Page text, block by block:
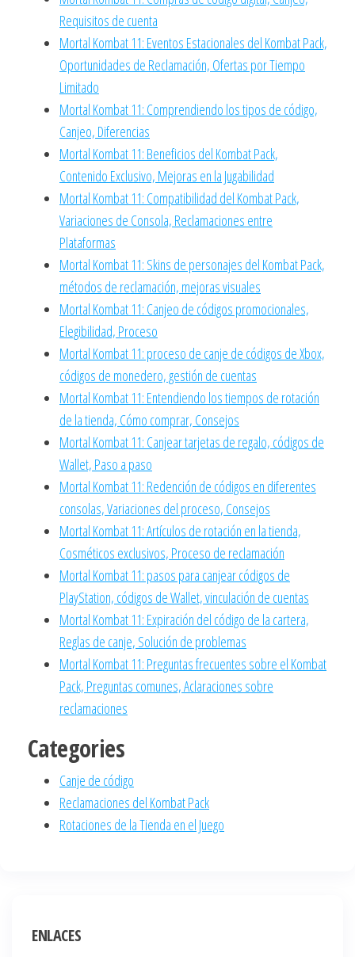
Requisitos de cuenta
Mortal Kombat 11: Eventos Estacionales del Kombat Pack,
Oportunidades de Reclamación, Ofertas por Tiempo
Limitado
Mortal Kombat 11: Comprendiendo los tipos de código,
Canjeo, Diferencias
Mortal Kombat 11: Beneficios del Kombat Pack,
Contenido Exclusivo, Mejoras en la Jugabilidad
Mortal Kombat 11: Compatibilidad del Kombat Pack,
Variaciones de Consola, Reclamaciones entre
Plataformas
Mortal Kombat 11: Skins de personajes del Kombat Pack,
métodos de reclamación, mejoras visuales
Mortal Kombat 11: Canjeo de códigos promocionales,
Elegibilidad, Proceso
Mortal Kombat 11: proceso de canje de códigos de Xbox,
códigos de monedero, gestión de cuentas
Mortal Kombat 11: Entendiendo los tiempos de rotación
de la tienda, Cómo comprar, Consejos
Mortal Kombat 11: Canjear tarjetas de regalo, códigos de
Wallet, Paso a paso
Mortal Kombat 11: Redención de códigos en diferentes
consolas, Variaciones del proceso, Consejos
Mortal Kombat 11: Artículos de rotación en la tienda,
Cosméticos exclusivos, Proceso de reclamación
Mortal Kombat 11: pasos para canjear códigos de
PlayStation, códigos de Wallet, vinculación de cuentas
Mortal Kombat 11: Expiración del código de la cartera,
Reglas de canje, Solución de problemas
Mortal Kombat 11: Preguntas frecuentes sobre el Kombat
Pack, Preguntas comunes, Aclaraciones sobre
reclamaciones
Categories
Canje de código
Reclamaciones del Kombat Pack
Rotaciones de la Tienda en el Juego
ENLACES